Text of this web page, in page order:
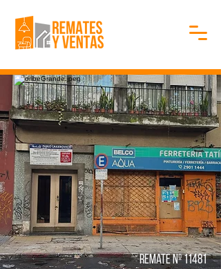
Remate Nº 11481